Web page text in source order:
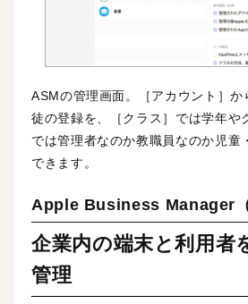
ASMの管理画面。［アカウント］か
徒の登録を、［クラス］では学年や
では管理者なのか教職員なのか児童
できます。
Apple Business Manager（
企業内の端末と利用者
管理